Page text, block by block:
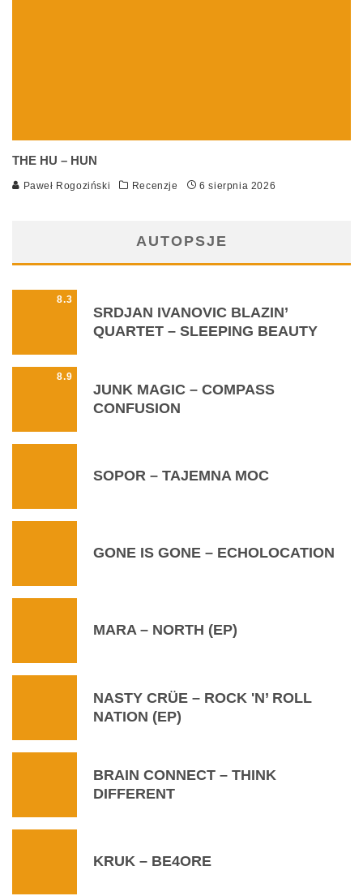
THE HU – HUN
Paweł Rogoziński Recenzje 6 sierpnia 2026
AUTOPSJE
8.3
SRDJAN IVANOVIC BLAZIN’
QUARTET – SLEEPING BEAUTY
8.9
JUNK MAGIC – COMPASS
CONFUSION
SOPOR – TAJEMNA MOC
GONE IS GONE – ECHOLOCATION
MARA – NORTH (EP)
NASTY CRÜE – ROCK 'N’ ROLL
NATION (EP)
BRAIN CONNECT – THINK
DIFFERENT
KRUK – BE4ORE